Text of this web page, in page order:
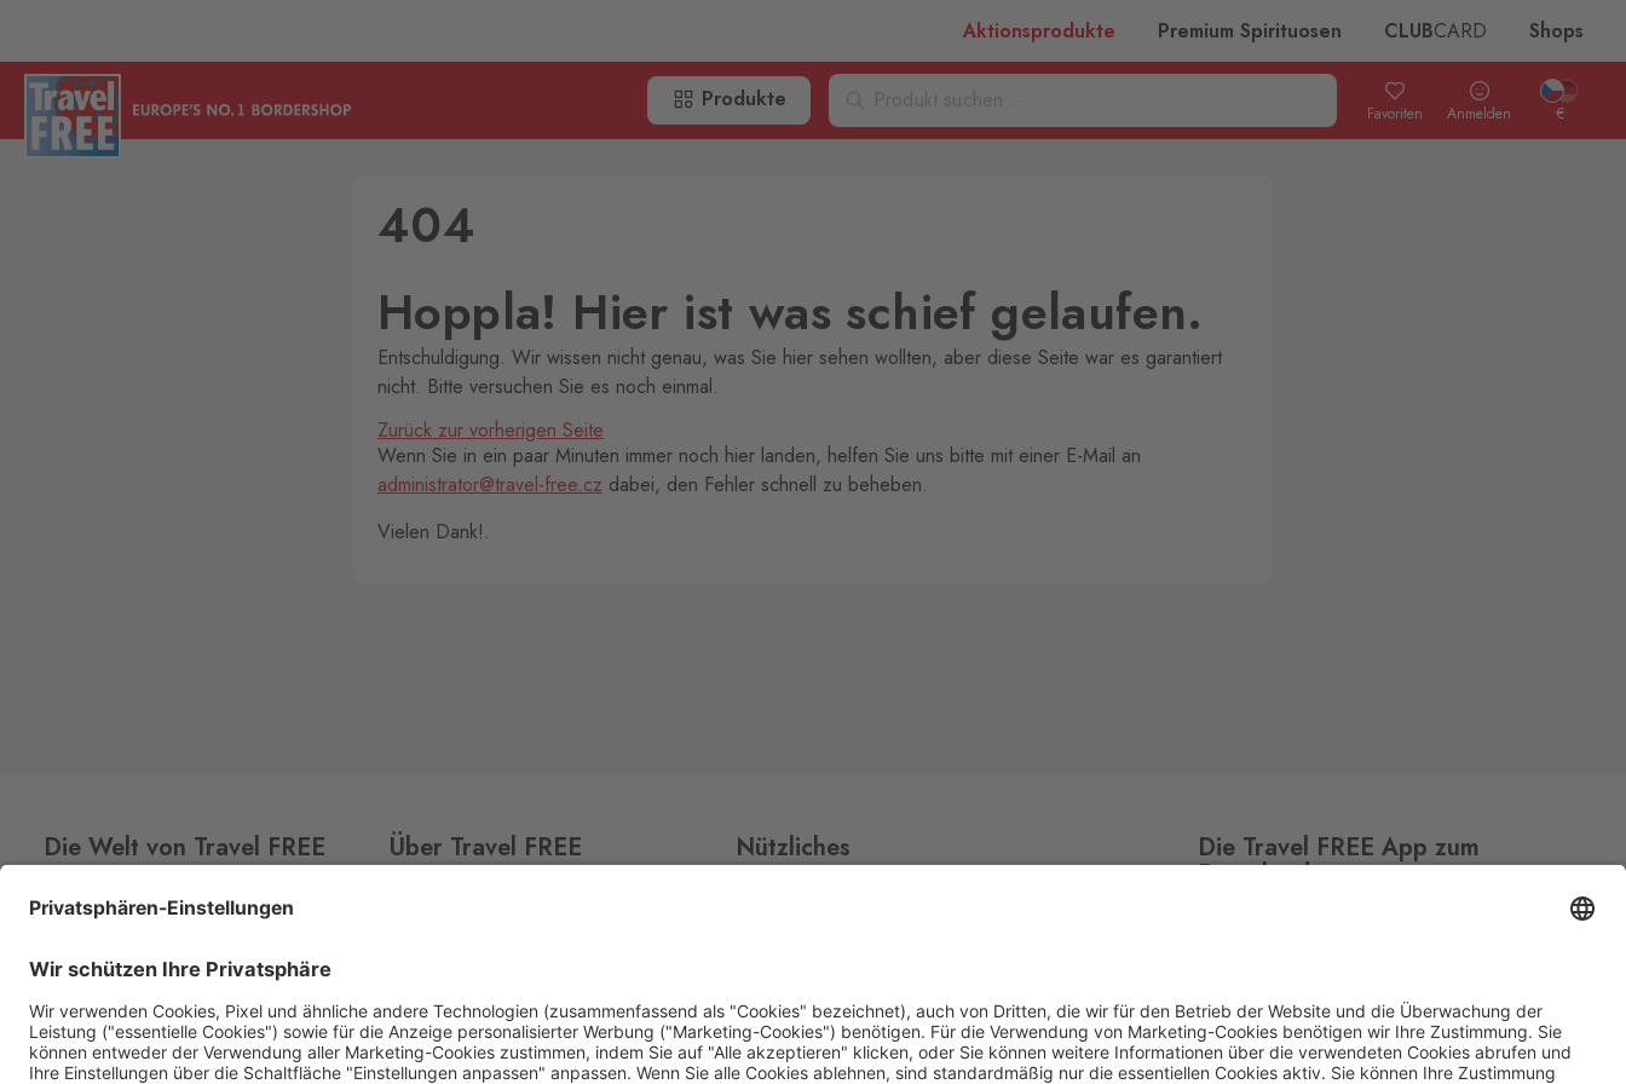
Aktionsprodukte Premium Spirituosen CLUBCARD Shops
Produkte
Favoriten Anmelden €
404
Hoppla! Hier ist was schief gelaufen.
Entschuldigung. Wir wissen nicht genau, was Sie hier sehen wollten, aber diese Seite war es garantiert
nicht. Bitte versuchen Sie es noch einmal.
Zurück zur vorherigen Seite
Wenn Sie in ein paar Minuten immer noch hier landen, helfen Sie uns bitte mit einer E-Mail an
administrator@travel-free.cz dabei, den Fehler schnell zu beheben.
Vielen Dank!.
Die Welt von Travel FREE
CLUBCARD
Premium Spirituosen
Sortiment
Über Travel FREE Nützliches Die Travel FREE App zum
Download
Folge uns auf Social Media